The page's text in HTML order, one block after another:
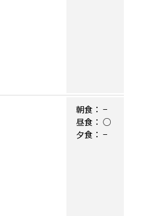
朝食： −
昼食： ○
夕食： −